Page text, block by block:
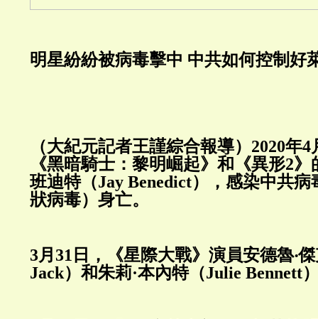
明星紛紛被病毒擊中 中共如何控制好
（大紀元記者王謹綜合報導）2020年
《黑暗騎士：黎明崛起》和《異形2》
班迪特（Jay Benedict），感染中共
狀病毒）身亡。
3月31日，《星際大戰》演員安德魯‧
Jack）和朱莉·本內特（Julie Bennett